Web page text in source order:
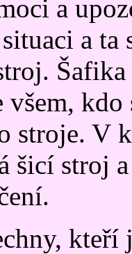
a
a ta
Šafika
všem,
stroje. V
šicí stroj